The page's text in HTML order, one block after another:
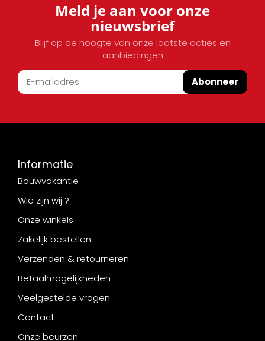
Meld je aan voor onze
nieuwsbrief
Blijf op de hoogte van onze laatste acties en
aanbiedingen
Abonneer
Informatie
Bouwvakantie
Wie zijn wij ?
Onze winkels
Zakelijk bestellen
Verzenden & retourneren
Betaalmogelijkheden
Veelgestelde vragen
Contact
Onze beurzen